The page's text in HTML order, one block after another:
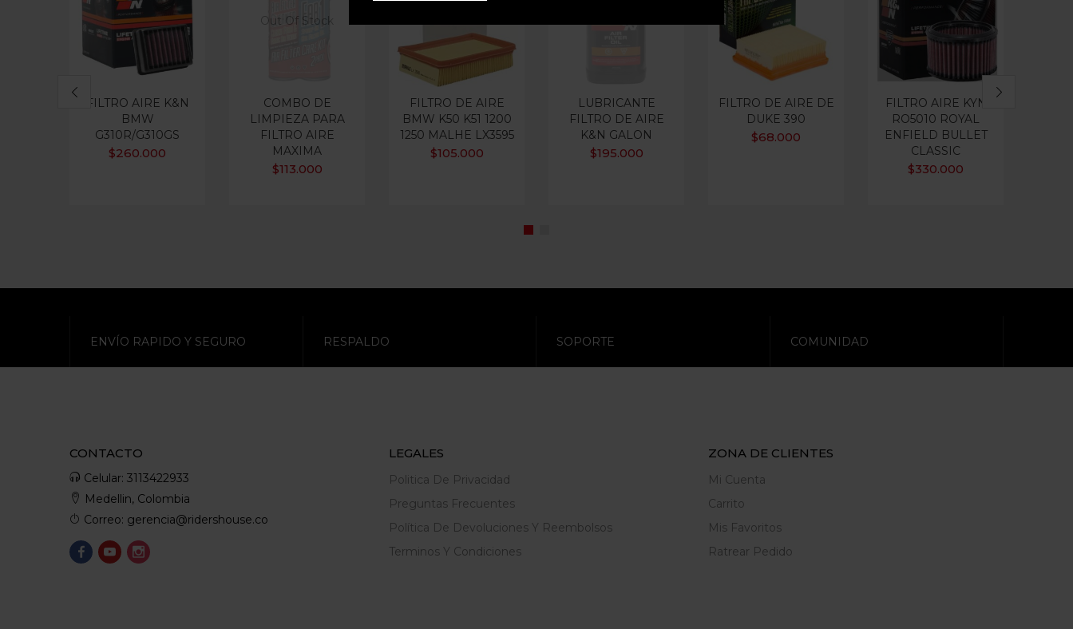
FILTRO AIRE K&N
BMW
G310R/G310GS
$260.000
Out Of Stock
COMBO DE
LIMPIEZA PARA
FILTRO AIRE
MAXIMA
$113.000
FILTRO DE AIRE
BMW K50 K51 1200
1250 MALHE LX3595
$105.000
LUBRICANTE
FILTRO DE AIRE
K&N GALON
$195.000
FILTRO DE AIRE DE
DUKE 390
$68.000
FILTRO AIRE KYN
RO5010 ROYAL
ENFIELD BULLET
CLASSIC
$330.000
ENVÍO RAPIDO Y SEGURO RESPALDO SOPORTE COMUNIDAD
CONTACTO
Celular: 3113422933
Medellin, Colombia
Correo: gerencia@ridershouse.co
LEGALES
Politica De Privacidad
Preguntas Frecuentes
Política De Devoluciones Y Reembolsos
Terminos Y Condiciones
ZONA DE CLIENTES
Mi Cuenta
Carrito
Mis Favoritos
Ratrear Pedido